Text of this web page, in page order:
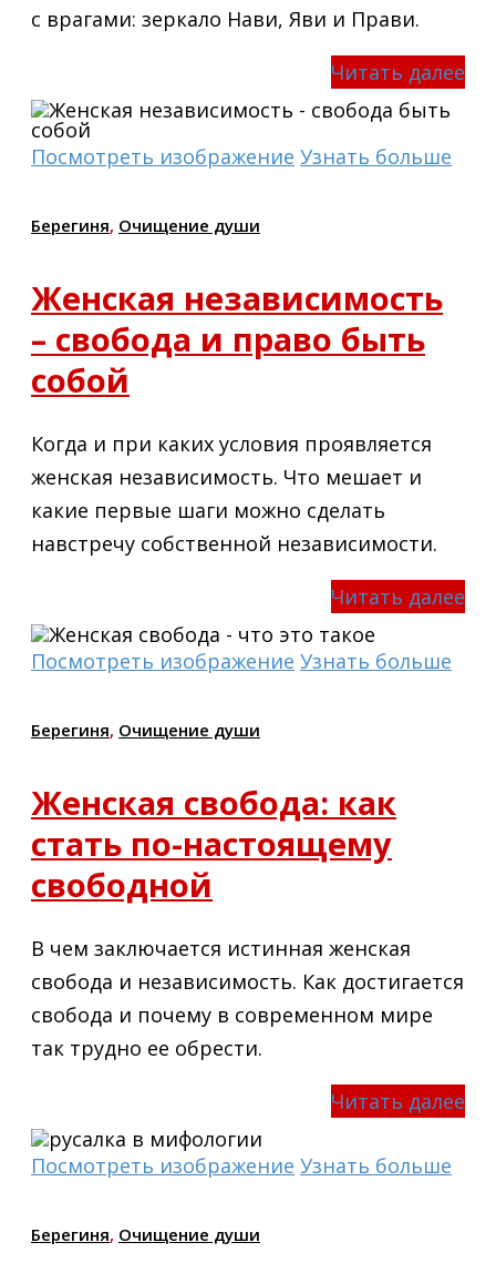
с врагами: зеркало Нави, Яви и Прави.
Читать далее
Посмотреть изображение Узнать больше
Берегиня, Очищение души
Женская независимость
– свобода и право быть
собой
Когда и при каких условия проявляется
женская независимость. Что мешает и
какие первые шаги можно сделать
навстречу собственной независимости.
Читать далее
Посмотреть изображение Узнать больше
Берегиня, Очищение души
Женская свобода: как
стать по-настоящему
свободной
В чем заключается истинная женская
свобода и независимость. Как достигается
свобода и почему в современном мире
так трудно ее обрести.
Читать далее
Посмотреть изображение Узнать больше
Берегиня, Очищение души